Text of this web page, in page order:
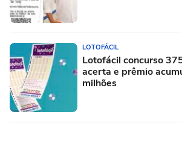
LOTOFÁCIL
Lotofácil concurso
acerta e prêmio
milhões